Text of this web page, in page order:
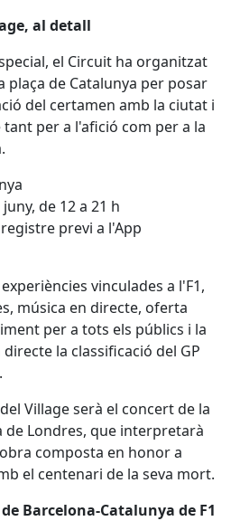
al detall
el Circuit ha organitzat
plaça de Catalunya per posar
del certamen amb la ciutat i
per a l'afició com per a la
de 12 a 21 h
previ a l'App
vinculades a l'F1,
música en directe, oferta
per a tots els públics i la
la classificació del GP
Village serà el concert de la
Londres, que interpretarà
composta en honor a
el centenari de la seva mort.
Barcelona-Catalunya de F1